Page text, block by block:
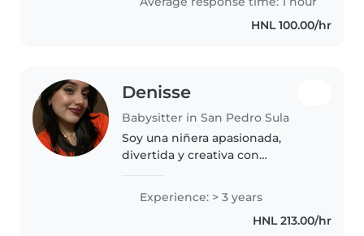
leerles cuentos, cantar y ayudar
con las tareas. También..HNL 100.00/hr
Denisse
Babysitter in San Pedro Sula
Soy una niñera apasionada,
divertida y creativa con
bebés, preescolares, niños
pequeños y escolares. Me
encantan las manualidades, la
Experience: > 3 years
HNL 213.00/hr